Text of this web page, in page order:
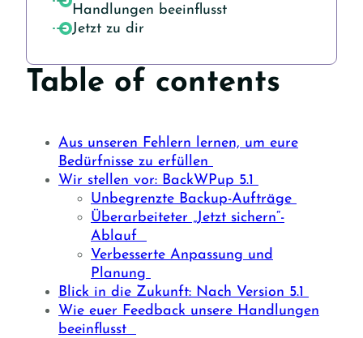
Handlungen beeinflusst
Jetzt zu dir
Table of contents
Aus unseren Fehlern lernen, um eure
Bedürfnisse zu erfüllen
Wir stellen vor: BackWPup 5.1
Unbegrenzte Backup-Aufträge
Überarbeiteter „Jetzt sichern“-
Ablauf
Verbesserte Anpassung und
Planung
Blick in die Zukunft: Nach Version 5.1
Wie euer Feedback unsere Handlungen
beeinflusst